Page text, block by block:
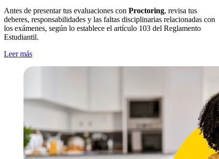
Antes de presentar tus evaluaciones con Proctoring, revisa tus
deberes, responsabilidades y las faltas disciplinarias relacionadas con
los exámenes, según lo establece el artículo 103 del Reglamento
Estudiantil.
Leer más